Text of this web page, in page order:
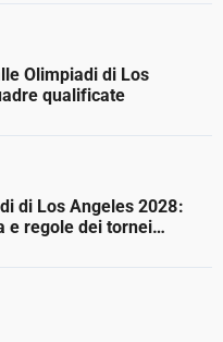
Olimpiadi di Los
qualificate
di Los Angeles 2028:
e regole dei tornei